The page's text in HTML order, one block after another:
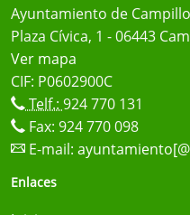
Ayuntamiento de
Plaza Cívica, 1 - 06443
Ver mapa
CIF: P0602900C
Telf.: 924 770 131
Fax: 924 770 098
E-mail:
Enlaces